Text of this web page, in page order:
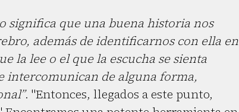
significa que una buena historia nos
además de identificarnos con ella en
la lee o el que la escucha se sienta
intercomunican de alguna forma,
. "Entonces, llegados a este punto,